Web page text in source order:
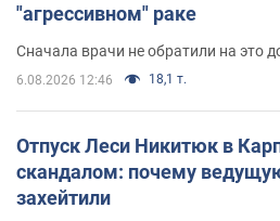
"агрессивном" раке
Сначала врачи не обратили на это
6.08.2026 12:46 18,1 т.
Отпуск Леси Никитюк в
скандалом: почему
захейтили